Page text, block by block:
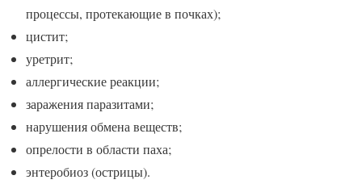
процессы, протекающие в почках);
цистит;
уретрит;
аллергические реакции;
заражения паразитами;
нарушения обмена веществ;
опрелости в области паха;
энтеробиоз (острицы).